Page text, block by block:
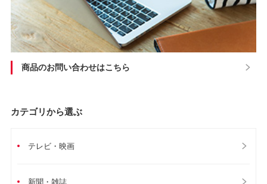
カテゴリから選ぶ
テレビ・映画
新聞・雑誌
商品のお問い合わせはこちら